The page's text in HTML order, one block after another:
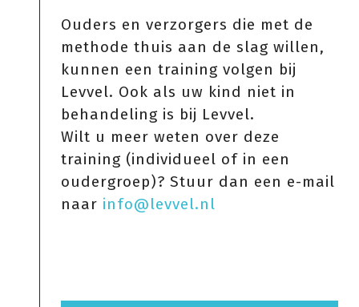
Ouders en verzorgers die met de
methode thuis aan de slag willen,
kunnen een training volgen bij
Levvel. Ook als uw kind niet in
behandeling is bij Levvel.
Wilt u meer weten over deze
training (individueel of in een
oudergroep)? Stuur dan een e-mail
naar info@levvel.nl